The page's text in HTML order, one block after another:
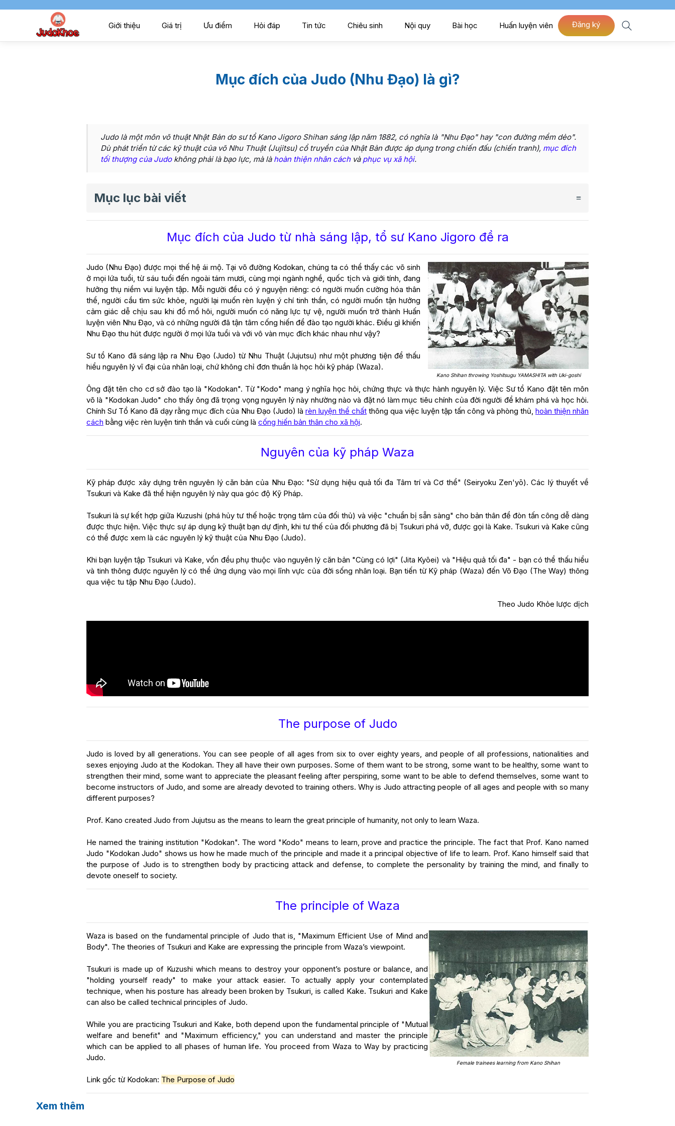
Giới thiệu Giá trị Ưu điểm Hỏi đáp Tin tức Chiêu sinh Nội quy Bài học Huấn luyện viên Đăng ký
Mục đích của Judo (Nhu Đạo) là gì?
Judo là một môn võ thuật Nhật Bản do sư tổ Kano Jigoro Shihan sáng lập năm 1882, có nghĩa là "Nhu Đạo" hay "con đường mềm dẻo".
Dù phát triển từ các kỹ thuật của võ Nhu Thuật (Jujitsu) cổ truyền của Nhật Bản được áp dụng trong chiến đấu (chiến tranh), mục đích
tối thượng của Judokhông phải là bạo lực, mà là hoàn thiện nhân cáchvà phục vụ xã hội.
Mục lục bài viết
Mục đích của Judo từ nhà sáng lập, tổ sư Kano Jigoro đề ra
Kano Shihan throwing Yoshitsugu YAMASHITA with Uki-goshi
Judo (Nhu Đạo) được mọi thế hệ ái mộ. Tại võ đường Kodokan, chúng ta có thể thấy các võ sinh
ở mọi lứa tuổi, từ sáu tuổi đến ngoài tám mươi, cùng mọi ngành nghề, quốc tịch và giới tính, đang
hưởng thụ niềm vui luyện tập. Mỗi người đều có ý nguyện riêng: có người muốn cường hóa thân
thể, người cầu tìm sức khỏe, người lại muốn rèn luyện ý chí tinh thần, có người muốn tận hưởng
cảm giác dễ chịu sau khi đổ mồ hôi, người muốn có năng lực tự vệ, người muốn trở thành Huấn
luyện viên Nhu Đạo, và có những người đã tận tâm cống hiến để đào tạo người khác. Điều gì khiến
Nhu Đạo thu hút được người ở mọi lứa tuổi và với vô vàn mục đích khác nhau như vậy?
Sư tổ Kano đã sáng lập ra Nhu Đạo (Judo) từ Nhu Thuật (Jujutsu) như một phương tiện để thấu
hiểu nguyên lý vĩ đại của nhân loại, chứ không chỉ đơn thuần là học hỏi kỹ pháp (Waza).
Ông đặt tên cho cơ sở đào tạo là "Kodokan". Từ "Kodo" mang ý nghĩa học hỏi, chứng thực và thực hành nguyên lý. Việc Sư tổ Kano đặt tên môn
võ là "Kodokan Judo" cho thấy ông đã trọng vọng nguyên lý này nhường nào và đặt nó làm mục tiêu chính của đời người để khám phá và học hỏi.
Chính Sư Tổ Kano đã dạy rằng mục đích của Nhu Đạo (Judo) là rèn luyện thể chất thông qua việc luyện tập tấn công và phòng thủ, hoàn thiện nhân
cách bằng việc rèn luyện tinh thần và cuối cùng là cống hiến bản thân cho xã hội.
Nguyên của kỹ pháp Waza
Kỹ pháp được xây dựng trên nguyên lý căn bản của Nhu Đạo: "Sử dụng hiệu quả tối đa Tâm trí và Cơ thể" (Seiryoku Zen'yō). Các lý thuyết về
Tsukuri và Kake đã thể hiện nguyên lý này qua góc độ Kỹ Pháp.
Tsukuri là sự kết hợp giữa Kuzushi (phá hủy tư thế hoặc trọng tâm của đối thủ) và việc "chuẩn bị sẵn sàng" cho bản thân để đòn tấn công dễ dàng
được thực hiện. Việc thực sự áp dụng kỹ thuật bạn dự định, khi tư thế của đối phương đã bị Tsukuri phá vỡ, được gọi là Kake. Tsukuri và Kake cũng
có thể được xem là các nguyên lý kỹ thuật của Nhu Đạo (Judo).
Khi bạn luyện tập Tsukuri và Kake, vốn đều phụ thuộc vào nguyên lý căn bản "Cùng có lợi" (Jita Kyōei) và "Hiệu quả tối đa" - bạn có thể thấu hiểu
và tinh thông được nguyên lý có thể ứng dụng vào mọi lĩnh vực của đời sống nhân loại. Bạn tiến từ Kỹ pháp (Waza) đến Võ Đạo (The Way) thông
qua việc tu tập Nhu Đạo (Judo).
Theo Judo Khỏe lược dịch
The purpose of Judo
Judo is loved by all generations. You can see people of all ages from six to over eighty years, and people of all professions, nationalities and
sexes enjoying Judo at the Kodokan. They all have their own purposes. Some of them want to be strong, some want to be healthy, some want to
strengthen their mind, some want to appreciate the pleasant feeling after perspiring, some want to be able to defend themselves, some want to
become instructors of Judo, and some are already devoted to training others. Why is Judo attracting people of all ages and people with so many
different purposes?
Prof. Kano created Judo from Jujutsu as the means to learn the great principle of humanity, not only to learn Waza.
He named the training institution "Kodokan". The word "Kodo" means to learn, prove and practice the principle. The fact that Prof. Kano named
Judo "Kodokan Judo" shows us how he made much of the principle and made it a principal objective of life to learn. Prof. Kano himself said that
the purpose of Judo is to strengthen body by practicing attack and defense, to complete the personality by training the mind, and finally to
devote oneself to society.
The principle of Waza
Female trainees learning from Kano Shihan
Waza is based on the fundamental principle of Judo that is, "Maximum Efficient Use of Mind and
Body". The theories of Tsukuri and Kake are expressing the principle from Waza’s viewpoint.
Tsukuri is made up of Kuzushi which means to destroy your opponent’s posture or balance, and
"holding yourself ready" to make your attack easier. To actually apply your contemplated
technique, when his posture has already been broken by Tsukuri, is called Kake. Tsukuri and Kake
can also be called technical principles of Judo.
While you are practicing Tsukuri and Kake, both depend upon the fundamental principle of "Mutual
welfare and benefit" and "Maximum efficiency," you can understand and master the principle
which can be applied to all phases of human life. You proceed from Waza to Way by practicing
Judo.
Link gốc từ Kodokan: The Purpose of Judo
Xem thêm